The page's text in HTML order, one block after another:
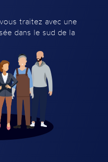
traitez avec une
dans le sud de la